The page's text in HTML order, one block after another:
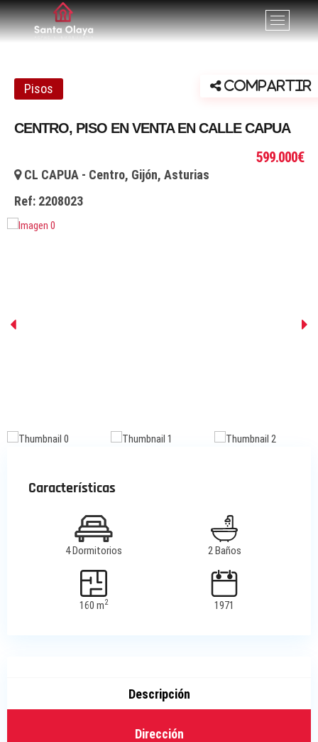
Santa Olaya. Agencia
inmobiliaria en Gijón
SERVICIOS PROFESIONALES INMOBILIARIOS EN GIJÓN,
ASTURIAS
B
o
n
l
e
Pisos
CENTRO, PISO EN VENTA EN CALLE CAPUA
599.000€
CL CAPUA - Centro, Gijón, Asturias
Ref: 2208023
Compartir
Características
4 Dormitorios 2 Baños
160 m2 1971
Descripción
Dirección